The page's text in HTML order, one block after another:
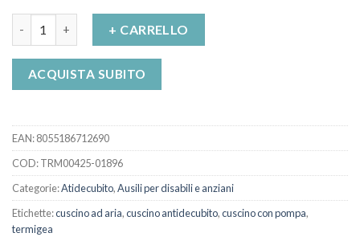
+ CARRELLO
ACQUISTA SUBITO
EAN:8055186712690
COD:TRM00425-01896
Categorie:Atidecubito,Ausili per disabili e anziani
Etichette:cuscino ad aria,cuscino antidecubito,cuscino con pompa,
termigea